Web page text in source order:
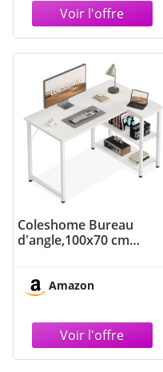
Coleshome Bureau
d'angle,100x70 cm
Rangement Réversible,
Blanc Bureaux
Encombrant, Petit
Bureaux Adapté au
Bureau à Domicile
Amazon